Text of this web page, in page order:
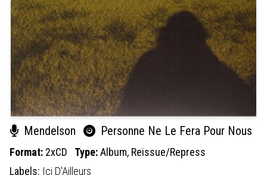
Mendelson Personne Ne Le Fera Pour Nous
Format: 2xCD Type:Album, Reissue/Repress
Labels: Ici D'Ailleurs